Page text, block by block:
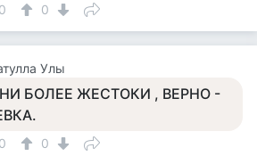
0 0
Улы
БОЛЕЕ ЖЕСТОКИ , ВЕРНО -
0 0